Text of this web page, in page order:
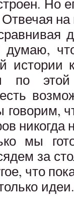
Но
думаю,
истории
по
мы
за
что